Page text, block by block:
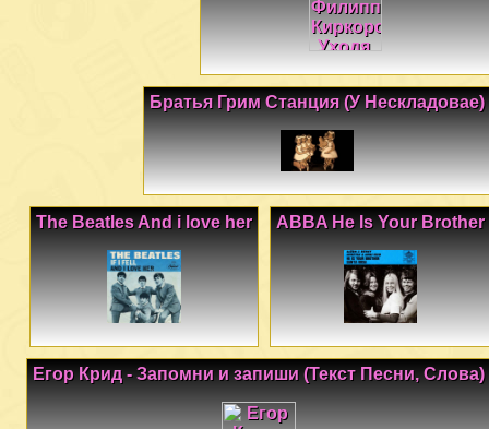
Братья Грим Станция (У Нескладовае)
ABBA He Is Your Brother
The Beatles And i love her
Егор Крид - Запомни и запиши (Текст Песни, Слова)